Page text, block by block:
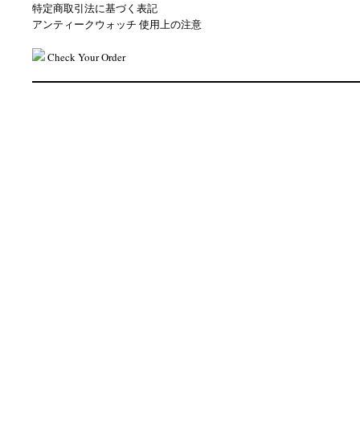
特定商取引法に基づく表記
アンティークウォッチ 使用上の注意
Check Your Order